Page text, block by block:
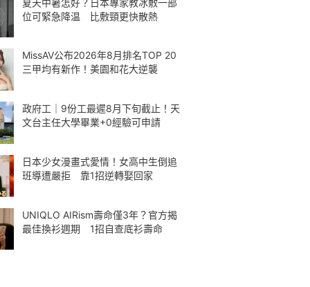
位可緊急降温 比敷頸更快散熱
MissAV公布2026年8月排名TOP 20
三甲均有新作！美園和花大逆襲
政府工｜9份工最遲8月下旬截止！天
文台主任大學畢業+0經驗可申請
日本少女漫畫式愛情！女高中生倒追
班導遭嚴拒 靠1招逆轉娶回家
UNIQLO AIRism壽命僅3年？官方揭
最佳換衫週期 1招自查底衫壽命